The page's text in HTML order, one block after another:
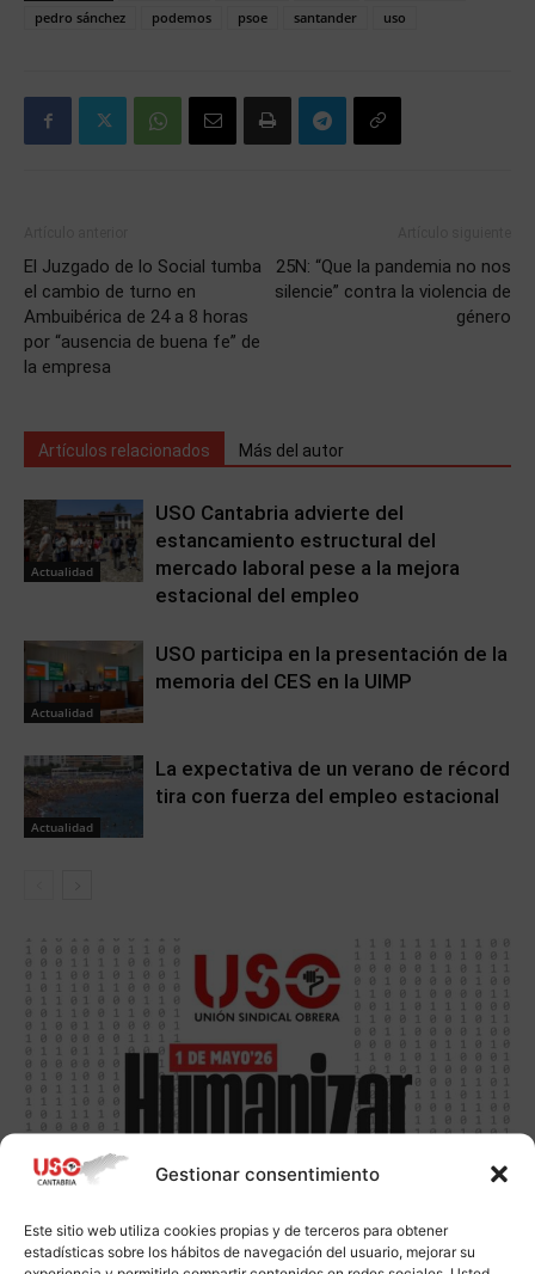
Gestionar consentimiento
Este sitio web utiliza cookies propias y de terceros para obtener
estadísticas sobre los hábitos de navegación del usuario, mejorar su
pedro sánchez
podemos psoe santander uso
El Juzgado de lo Social tumba
el cambio de turno en
Ambuibérica de 24 a 8 horas
por “ausencia de buena fe” de
la empresa
25N: “Que la pandemia no nos
silencie” contra la violencia de
género
Artículos relacionados Más del autor
Actualidad
USO Cantabria advierte del
estancamiento estructural del
mercado laboral pese a la mejora
estacional del empleo
Actualidad
USO participa en la presentación de la
memoria del CES en la UIMP
Actualidad
La expectativa de un verano de récord
tira con fuerza del empleo estacional